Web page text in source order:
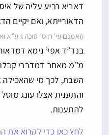
דאריא רביע עליה של
הדאורייתא, ואם יקיים
(ואמנם עי’ תוס’ סוכה ג ע”א
בנד”ד אפי’ נימא
מ”מ מאחר דמדברי
השבת, לכך מי שהאכילה
והתענית אצלו עונג
להתענות.
לחץ כאן כדי לקרוא את